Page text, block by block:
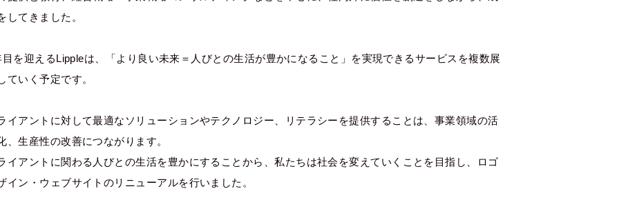
してきました。
目を迎えるLippleは、「より良い未来＝人びとの生活が豊かになること」を実現できるサービスを複数展
ていく予定です。
イアントに対して最適なソリューションやテクノロジー、リテラシーを提供することは、事業領域の活
、生産性の改善につながります。
イアントに関わる人びとの生活を豊かにすることから、私たちは社会を変えていくことを目指し、ロゴ
イン・ウェブサイトのリニューアルを行いました。